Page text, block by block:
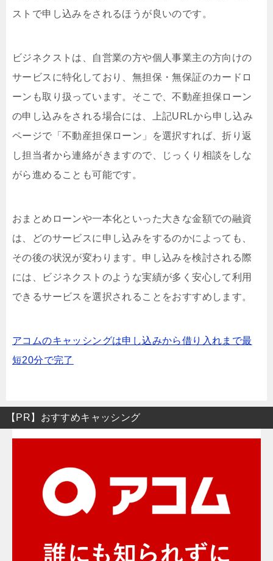
ストで申し込みをされるほうが良いのです。
ビジネクストは、自営業の方や個人事業主の方向けの
サービスに特化しており、無担保・無保証のカードロ
ーンも取り扱っています。そこで、不動産担保ローン
の申し込みをされる場合には、上記URLから申し込み
ページで「不動産担保ローン」を選択すれば、折り返
し担当者から連絡がきますので、じっくり相談をしな
がら進めることも可能です。
おまとめローンや一本化といった大きな金額での融資
は、どのサービスに申し込みをするのかによっても、
その後の状況が変わります。申し込みを検討される際
には、ビジネクストのような実績が多く安心して利用
できるサービスを選択されることをおすすめします。
アコムのキャッシングは申し込みから借り入れまで最
短20分で完了
【PR】おすすめキャッシング